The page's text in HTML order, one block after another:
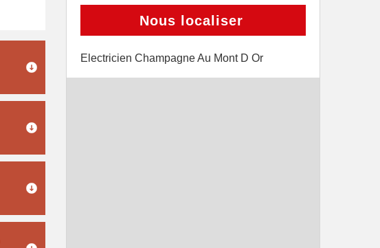
Nous localiser
Electricien Champagne Au Mont D Or